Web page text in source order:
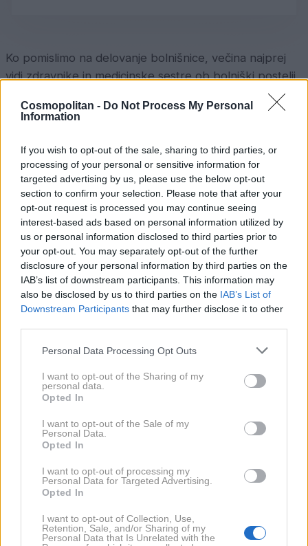
Cosmopolitan - Do Not Process My Personal
Information
If you wish to opt-out of the sale, sharing to third parties, or
processing of your personal or sensitive information for
targeted advertising by us, please use the below opt-out
section to confirm your selection. Please note that after your
opt-out request is processed you may continue seeing
interest-based ads based on personal information utilized by
us or personal information disclosed to third parties prior to
your opt-out. You may separately opt-out of the further
disclosure of your personal information by third parties on the
IAB’s list of downstream participants. This information may
also be disclosed by us to third parties on the IAB’s List of
Downstream Participants that may further disclose it to other
Personal Data Processing Opt Outs
I want to opt-out of the Sharing of my
personal data.
Opted In
I want to opt-out of the Sale of my
Personal Data.
Opted In
I want to opt-out of processing my
Personal Data for Targeted Advertising.
Opted In
I want to opt-out of Collection, Use,
Retention, Sale, and/or Sharing of my
Personal Data that Is Unrelated with the
Ko pomislimo na delovanje bolnišnice, večina najprej
vidi zdravnike in medicinske sestre ob bolniški postelji.
A da lahko ti nemoteno opravljajo svoje delo, v ozadju
24 ur na dan deluje ogromen, neverjetno kompleksen
dekleta so v okviru projekta Hud Job tokrat raziskala
najbolj skrite kotičkeUKC Ljubljana– od najnižje
podzemne točke pa vse do vrha stavbe, kjer pristajajo
reševalni helikopterji!
Pripravile so fascinanten sprehod skozi prostore in
procese, ki jih pacienti in obiskovalci skoraj nikoli ne
vidijo, a so za učinkovito delovanje ključnega pomena.